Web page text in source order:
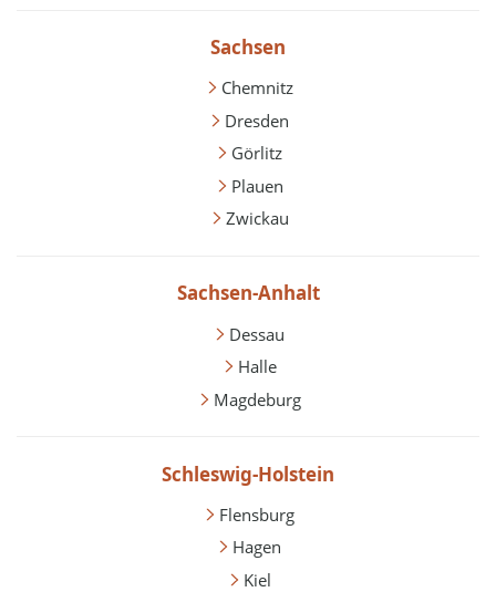
Sachsen
Chemnitz
Dresden
Görlitz
Plauen
Zwickau
Sachsen-Anhalt
Dessau
Halle
Magdeburg
Schleswig-Holstein
Flensburg
Hagen
Kiel